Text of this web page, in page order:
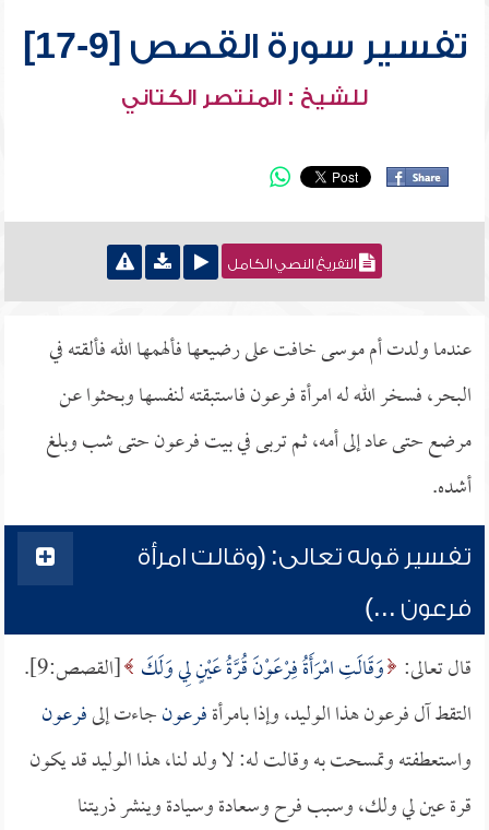
تفسير سورة القصص [9-17]
للشيخ : المنتصر الكتاني
التفريغ النصي الكامل
عندما ولدت أم موسى خافت على رضيعها فألهمها الله فألقته في
البحر، فسخر الله له امرأة فرعون فاستبقته لنفسها وبحثوا عن
مرضع حتى عاد إلى أمه، ثم تربى في بيت فرعون حتى شب وبلغ
أشده.
تفسير قوله تعالى: (وقالت امرأة
فرعون ...)
قال تعالى: وَقَالَتِ امْرَأَةُ فِرْعَوْنَ قُرَّةُ عَيْنٍ لِي وَلَكَ [القصص:9].
التقط آل فرعون هذا الوليد، وإذا بامرأةفرعونجاءت إلىفرعون
واستعطفته وتمسحت به وقالت له: لا ولد لنا، هذا الوليد قد يكون
قرة عين لي ولك، وسبب فرح وسعادة وسيادة وينشر ذريتنا